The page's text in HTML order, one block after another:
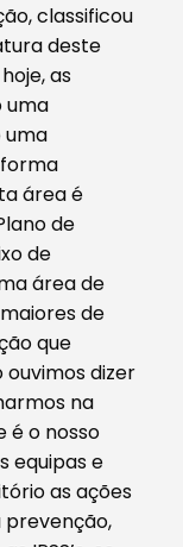
classificou
deste
as
uma
uma
área é
de
de
área de
de
que
ouvimos dizer
na
é o nosso
equipas e
as ações
prevenção,